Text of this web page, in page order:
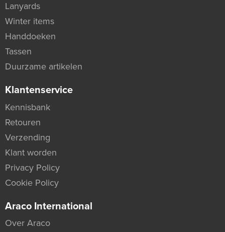
Lanyards
Winter items
Handdoeken
Tassen
Duurzame artikelen
Klantenservice
Kennisbank
Retouren
Verzending
Klant worden
Privacy Policy
Cookie Policy
Araco International
Over Araco